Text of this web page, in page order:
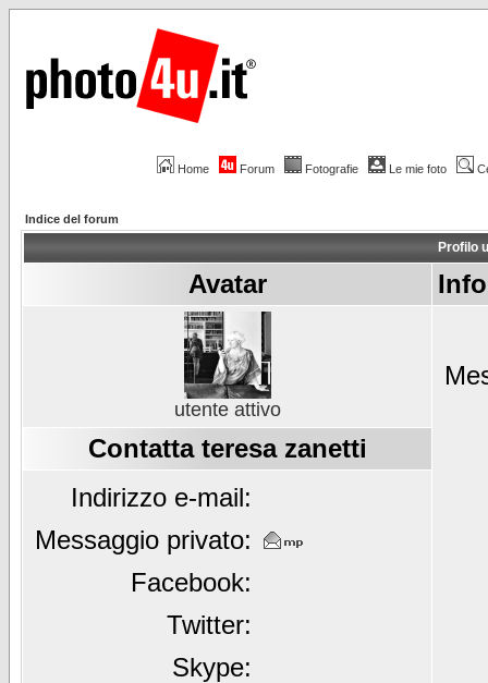
Home Forum Fotografie Le mie foto
Indice del forum
Profilo
Avatar
utente attivo
Contatta teresa zanetti
Indirizzo e-mail:
Messaggio privato:
Facebook:
Twitter:
Skype: